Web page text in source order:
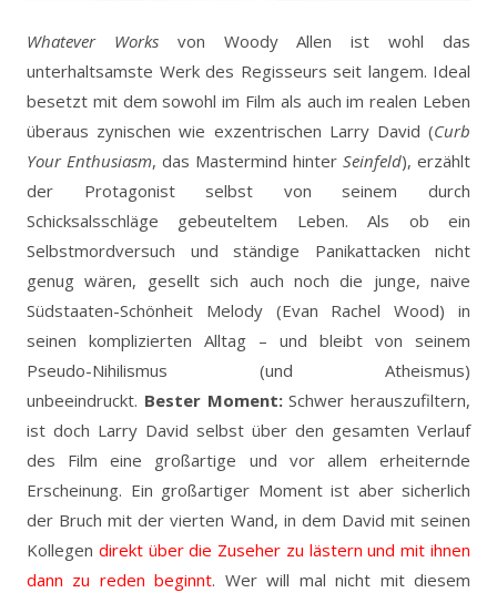
Whatever Worksvon Woody Allen ist wohl das
unterhaltsamste Werk des Regisseurs seit langem. Ideal
besetzt mit dem sowohl im Film als auch im realen Leben
überaus zynischen wie exzentrischen Larry David (Curb
Your Enthusiasm, das Mastermind hinter Seinfeld), erzählt
der Protagonist selbst von seinem durch
Schicksalsschläge gebeuteltem Leben. Als ob ein
Selbstmordversuch und ständige Panikattacken nicht
genug wären, gesellt sich auch noch die junge, naive
Südstaaten-Schönheit Melody (Evan Rachel Wood) in
seinen komplizierten Alltag – und bleibt von seinem
Pseudo-Nihilismus (und Atheismus)
unbeeindruckt. Bester Moment:Schwer herauszufiltern,
ist doch Larry David selbst über den gesamten Verlauf
des Film eine großartige und vor allem erheiternde
Erscheinung. Ein großartiger Moment ist aber sicherlich
der Bruch mit der vierten Wand, in dem David mit seinen
Kollegen direkt über die Zuseher zu lästern und mit ihnen
dann zu reden beginnt. Wer will mal nicht mit diesem